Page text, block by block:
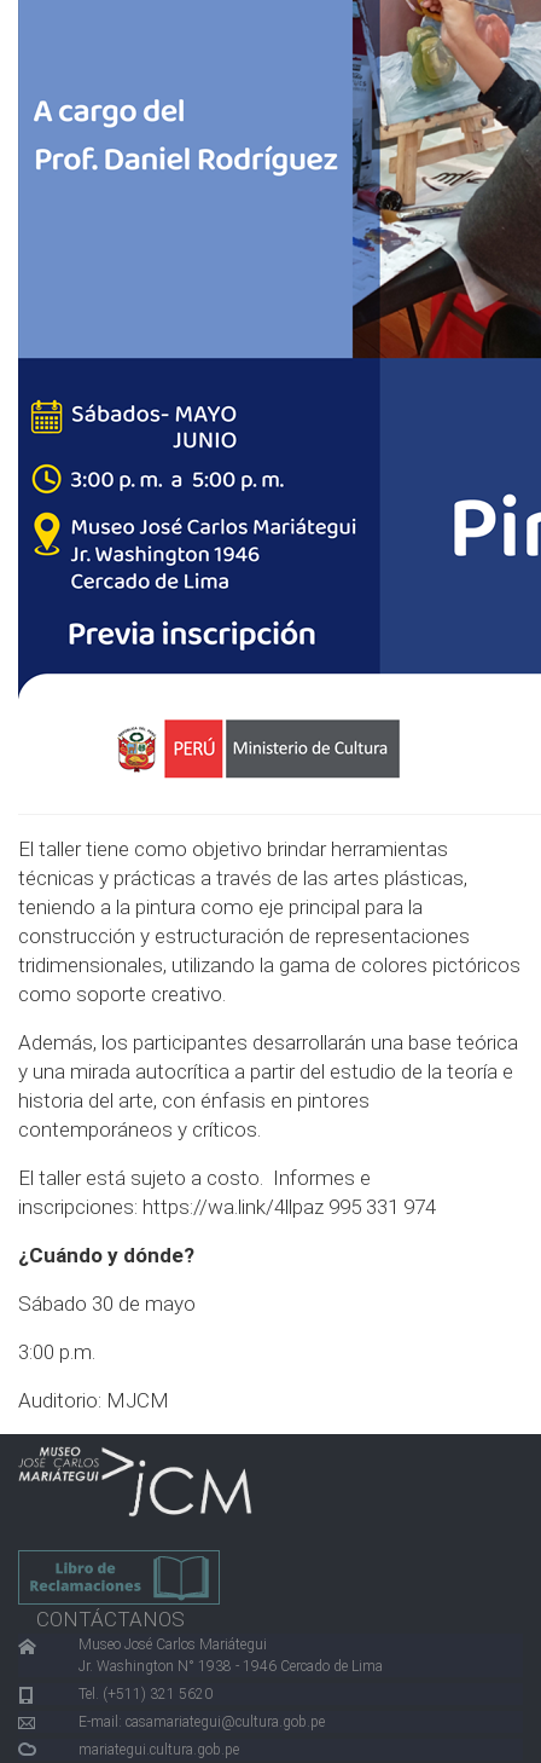
El taller tiene como objetivo brindar herramientas
técnicas y prácticas a través de las artes plásticas,
teniendo a la pintura como eje principal para la
construcción y estructuración de representaciones
tridimensionales, utilizando la gama de colores pictóricos
como soporte creativo.
Además, los participantes desarrollarán una base teórica
y una mirada autocrítica a partir del estudio de la teoría e
historia del arte, con énfasis en pintores
contemporáneos y críticos.
El taller está sujeto a costo. Informes e
inscripciones: https://wa.link/4llpaz 995 331 974
¿Cuándo y dónde?
Sábado 30 de mayo
3:00 p.m.
Auditorio: MJCM
CONTÁCTANOS
Museo José Carlos Mariátegui
Jr. Washington N° 1938 - 1946 Cercado de Lima
Tel. (+511) 321 5620
E-mail: casamariategui@cultura.gob.pe
mariategui.cultura.gob.pe